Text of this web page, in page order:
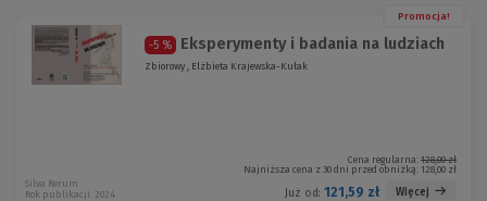
Promocja!
-5 % Eksperymenty i badania na ludziach
Zbiorowy , Elżbieta Krajewska-Kułak
Cena regularna: 128,00 zł
Najniższa cena z 30 dni przed obniżką: 128,00 zł
Już od: 121,59 zł Więcej
Silva Rerum
Rok publikacji: 2024